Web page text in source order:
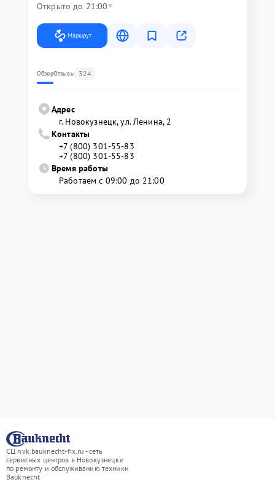
Открыто до 21:00
Маршрут
ОбзорОтзывы 324
Адрес
г. Новокузнецк, ул. Ленина, 2
Контакты
+7 (800) 301-55-83
+7 (800) 301-55-83
Время работы
Работаем с 09:00 до 21:00
СЦ nvk.bauknecht-fix.ru - сеть
сервисных центров в Новокузнецке
по ремонту и обслуживанию техники
Bauknecht